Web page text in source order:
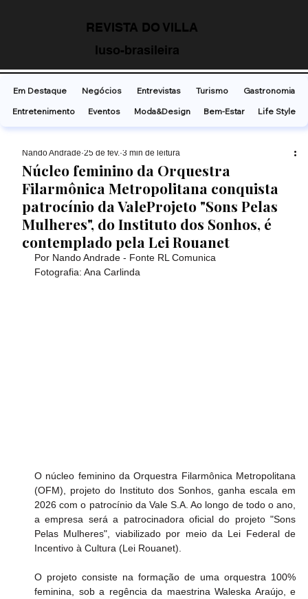
REVISTA DO VILLA
luso-brasileira
Núcleo feminino da Orquestra
Filarmônica Metropolitana conquista
patrocínio da ValeProjeto "Sons Pelas
Mulheres", do Instituto dos Sonhos, é
contemplado pela Lei Rouanet
Nando Andrade 25 de fev. 3 min de leitura
Por Nando Andrade - Fonte RL Comunica
Fotografia: Ana Carlinda
O núcleo feminino da Orquestra Filarmônica Metropolitana
(OFM), projeto do Instituto dos Sonhos, ganha escala em
2026 com o patrocínio da Vale S.A. Ao longo de todo o ano,
a empresa será a patrocinadora oficial do projeto "Sons
Pelas Mulheres", viabilizado por meio da Lei Federal de
Incentivo à Cultura (Lei Rouanet).
O projeto consiste na formação de uma orquestra 100%
feminina, sob a regência da maestrina Waleska Araújo, e
Em Destaque Negócios Entrevistas Turismo
Gastronomia
Entretenimento
Eventos Moda&Design Bem-Estar Life Style